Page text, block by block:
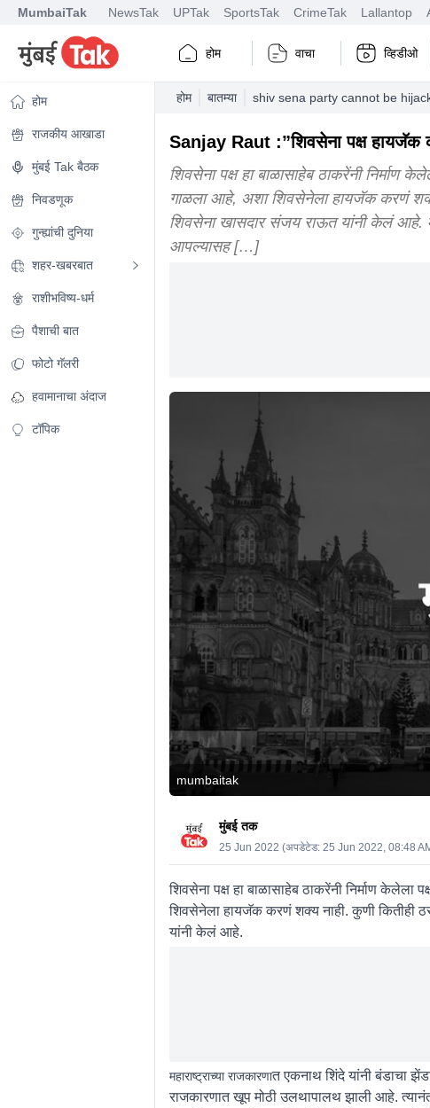
MumbaiTak NewsTak UPTak SportsTak CrimeTak Lallantop
होम वाचा व्हिडीओ
होम
राजकीय आखाडा
मुंबई Tak बैठक
निवडणूक
गुन्ह्यांची दुनिया
शहर-खबरबात
राशीभविष्य-धर्म
पैशाची बात
फोटो गॅलरी
हवामानाचा अंदाज
टॉपिक
होम बातम्या shiv sena party cannot be
Sanjay Raut :”शिवसेना पक्ष हायजॅक
शिवसेना पक्ष हा बाळासाहेब ठाकरेंनी
गाळला आहे, अशा शिवसेनेला हायजॅक करणं
शिवसेना खासदार संजय राऊत यांनी केलं आहे.
आपल्यासह […]
mumbaitak
मुंबई तक
25 Jun 2022 (अपडेटेड: 25 Jun 2022, 08:48
शिवसेना पक्ष हा बाळासाहेब ठाकरेंनी निर्माण
शिवसेनेला हायजॅक करणं शक्य नाही. कुणी कितीही
यांनी केलं आहे.
महाराष्ट्राच्या राजकारणात एकनाथ शिंदे यांनी बंडाचा
राजकारणात खूप मोठी उलथापालथ झाली आहे.